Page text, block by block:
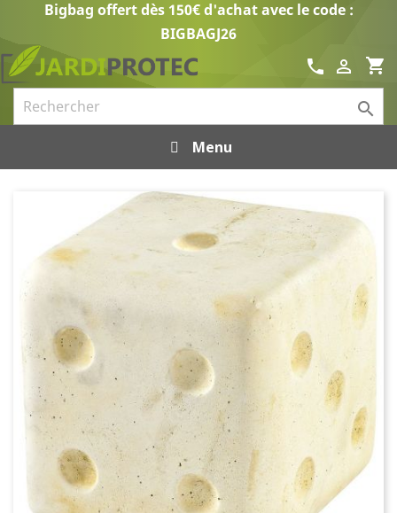
Bigbag offert dès 150€ d'achat avec le code :
BIGBAGJ26
shopping_cart

call

Menu